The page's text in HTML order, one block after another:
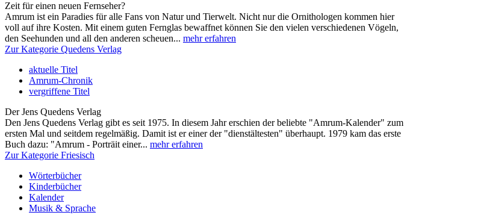
Zeit für einen neuen Fernseher?
Amrum ist ein Paradies für alle Fans von Natur und Tierwelt. Nicht nur die Ornithologen kommen hier
voll auf ihre Kosten. Mit einem guten Fernglas bewaffnet können Sie den vielen verschiedenen Vögeln,
den Seehunden und all den anderen scheuen... mehr erfahren
Zur Kategorie Quedens Verlag
aktuelle Titel
Amrum-Chronik
vergriffene Titel
Der Jens Quedens Verlag
Den Jens Quedens Verlag gibt es seit 1975. In diesem Jahr erschien der beliebte "Amrum-Kalender" zum
ersten Mal und seitdem regelmäßig. Damit ist er einer der "dienstältesten" überhaupt. 1979 kam das erste
Buch dazu: "Amrum - Porträit einer... mehr erfahren
Zur Kategorie Friesisch
Wörterbücher
Kinderbücher
Kalender
Musik & Sprache